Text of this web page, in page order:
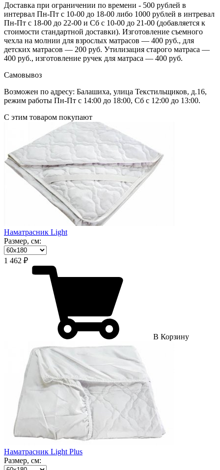
Доставка при ограничении по времени - 500 рублей в
интервал Пн-Пт с 10-00 до 18-00 либо 1000 рублей в интревал
Пн-Пт с 18-00 до 22-00 и Сб с 10-00 до 21-00 (добавляется к
стоимости стандартной доставки). Изготовление съемного
чехла на молнии для взрослых матрасов — 400 руб., для
детских матрасов — 200 руб. Утилизация старого матраса —
400 руб., изготовление ручек для матраса — 400 руб.
Самовывоз
Возможен по адресу: Балашиха, улица Текстильщиков, д.16,
режим работы Пн-Пт с 14:00 до 18:00, Сб с 12:00 до 13:00.
С этим товаром покупают
Наматрасник Light
Размер, см:
1 462 ₽
В Корзину
Наматрасник Light Plus
Размер, см: